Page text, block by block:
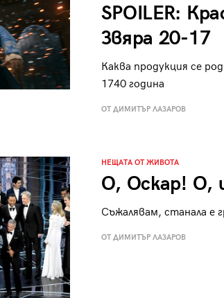
SPOILER:
Звяра 20-17
Каква продукция се
1740 година
ОТ ДИМИТЪР ЛАЗАРОВ
НЕЩАТА ОТ ЖИВОТА
О, Оскар! О,
Съжалявам, станала е
ОТ ДИМИТЪР ЛАЗАРОВ